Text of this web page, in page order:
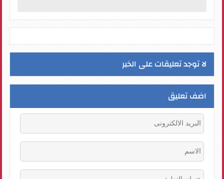
لا توجد تعليقات على الخبر
اضف تعليق